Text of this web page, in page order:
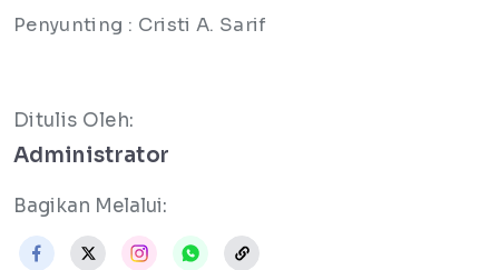
Penyunting : Cristi A. Sarif
Ditulis Oleh:
Administrator
Bagikan Melalui: